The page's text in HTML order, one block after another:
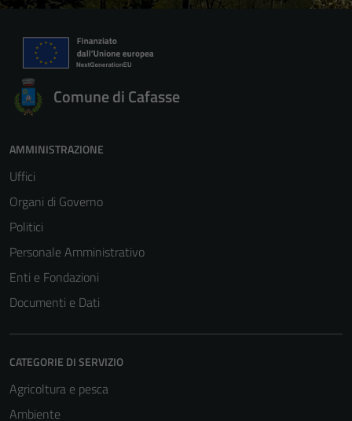
Comune di Cafasse
AMMINISTRAZIONE
Uffici
Organi di Governo
Politici
Personale Amministrativo
Enti e Fondazioni
Documenti e Dati
CATEGORIE DI SERVIZIO
Agricoltura e pesca
Ambiente